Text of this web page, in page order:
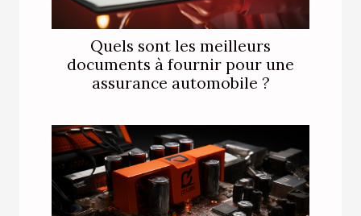
Quels sont les meilleurs
documents à fournir pour une
assurance automobile ?